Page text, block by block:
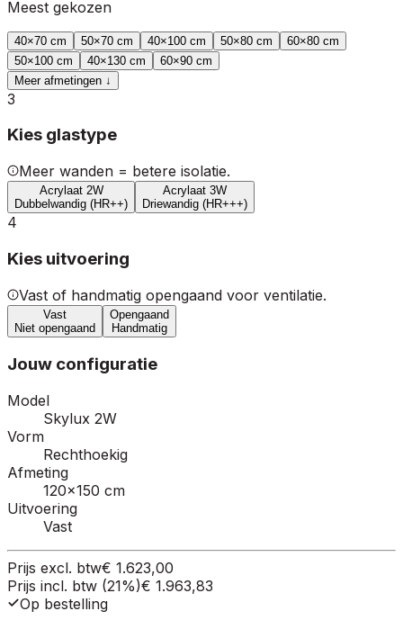
Meest gekozen
40×70 cm 50×70 cm 40×100 cm 50×80 cm 60×80 cm
50×100 cm 40×130 cm 60×90 cm
Meer afmetingen ↓
3
Kies glastype
Meer wanden = betere isolatie.
Acrylaat 2W
Dubbelwandig (HR++)
Acrylaat 3W
Driewandig (HR+++)
4
Kies uitvoering
Vast of handmatig opengaand voor ventilatie.
Vast
Niet opengaand
Opengaand
Handmatig
Jouw configuratie
Model
Skylux 2W
Vorm
Rechthoekig
Afmeting
120×150 cm
Uitvoering
Vast
Prijs excl. btw€ 1.623,00
Prijs incl. btw (21%)€ 1.963,83
Op bestelling